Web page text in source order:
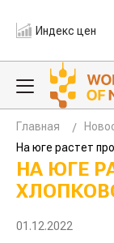
Индекс цен
Главная
На юге растет
НА ЮГЕ
01.12.2022